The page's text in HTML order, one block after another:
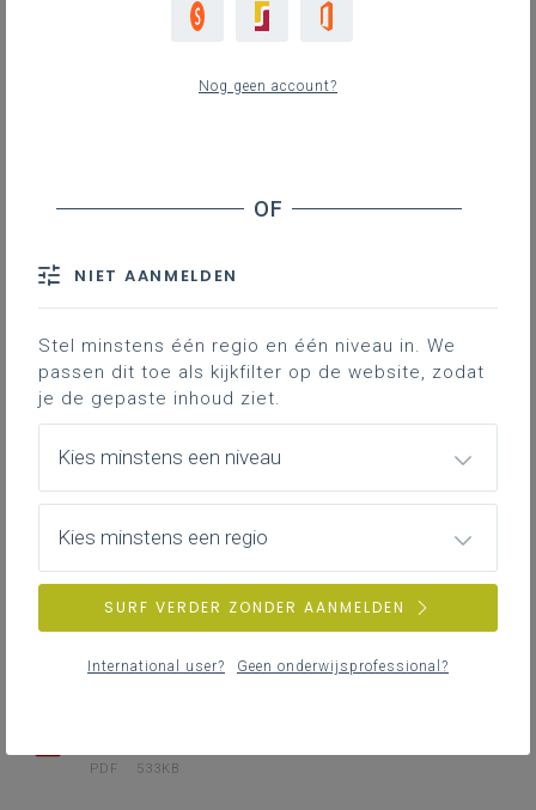
Hieronder vind je de definitieve en
volledig afgewerkte versie van het
leerplan in Word; enkel deze versie
is geldig voor de volledige 2de
graad vanaf 1 september 2024.
DOWNLOADS
WORD 289KB
PDF 533KB
Nog geen account?
NIET AANMELDEN
Stel minstens één regio en één niveau in. We
passen dit toe als kijkfilter op de website, zodat
je de gepaste inhoud ziet.
Kies minstens een niveau
Kies minstens een regio
SURF VERDER ZONDER AANMELDEN
International user? Geen onderwijsprofessional?